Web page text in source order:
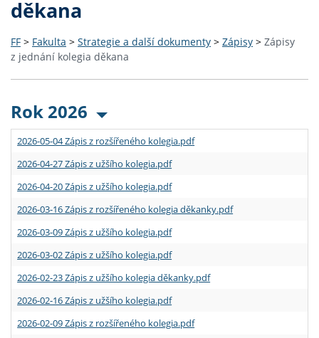
děkana
FF > Fakulta > Strategie a další dokumenty > Zápisy > Zápisy
z jednání kolegia děkana
Rok 2026
2026-05-04 Zápis z rozšířeného kolegia.pdf
2026-04-27 Zápis z užšího kolegia.pdf
2026-04-20 Zápis z užšího kolegia.pdf
2026-03-16 Zápis z rozšířeného kolegia děkanky.pdf
2026-03-09 Zápis z užšího kolegia.pdf
2026-03-02 Zápis z užšího kolegia.pdf
2026-02-23 Zápis z užšího kolegia děkanky.pdf
2026-02-16 Zápis z užšího kolegia.pdf
2026-02-09 Zápis z rozšířeného kolegia.pdf